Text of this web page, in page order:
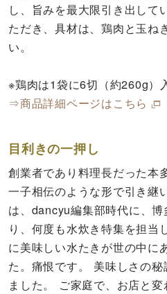
し、旨みを最大限引き出して
ただき、具材は、鶏肉と玉ね
い。
※鶏肉は1袋に6切（約260g）
⇒商品詳細ページはこちら
目利きの一押し
創業者であり料理長だった本
一子相伝のような形で引き継
は、dancyu編集部時代に、
り、何度も水炊き特集を担当
に美味しい水たきが世の中に
た。痛恨です。 美味しさの
ました。 ご家庭で、お店と